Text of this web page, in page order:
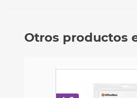
Otros productos